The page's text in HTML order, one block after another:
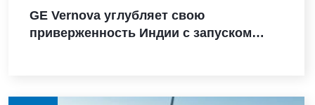
GE Vernova углубляет свою
приверженность Индии с запуском